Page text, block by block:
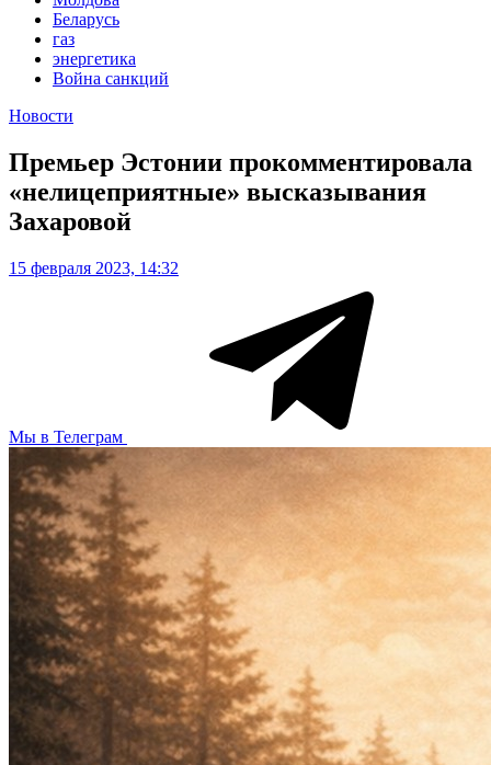
Беларусь
газ
энергетика
Война санкций
Новости
Премьер Эстонии прокомментировала
«нелицеприятные» высказывания
Захаровой
15 февраля 2023, 14:32
Мы в Телеграм